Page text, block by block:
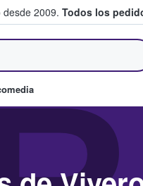
2009. Todos los
entre fans